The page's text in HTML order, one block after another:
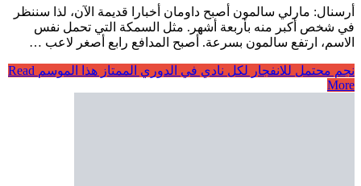
أرسنال: مارلي سالمون أصبح داومان أخبارا قديمة الآن، لذا سننظر
في شخص أكبر منه بأربعة أشهر. مثل السمكة التي تحمل نفس
الاسم، ارتفع سالمون بسرعة. أصبح المدافع رابع أصغر لاعب …
نجم محتمل للانفجار لكل نادي في الدوري الممتاز هذا الموسم Read
More